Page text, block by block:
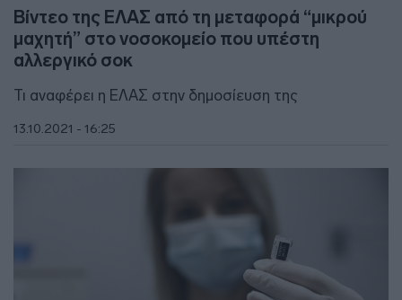
Βίντεο της ΕΛΑΣ από τη μεταφορά “μικρού
μαχητή” στο νοσοκομείο που υπέστη
αλλεργικό σοκ
Τι αναφέρει η ΕΛΑΣ στην δημοσίευση της
13.10.2021 - 16:25